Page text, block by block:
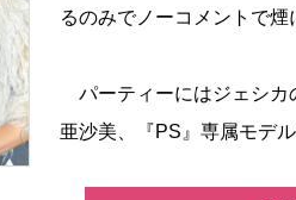
るのみでノーコメントで煙
パーティーにはジェシカ
亜沙美、『PS』専属モデ